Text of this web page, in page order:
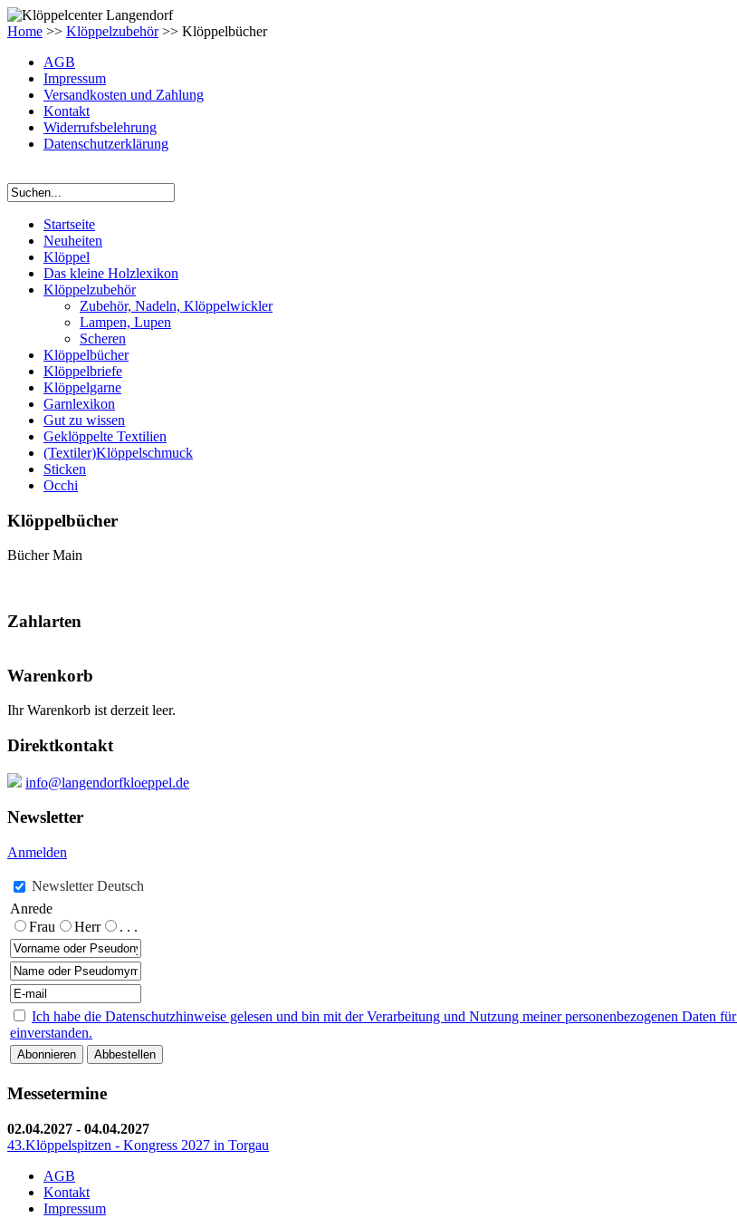
Home >> Klöppelzubehör>> Klöppelbücher
AGB
Impressum
Versandkosten und Zahlung
Kontakt
Widerrufsbelehrung
Datenschutzerklärung
Startseite
Neuheiten
Klöppel
Das kleine Holzlexikon
Klöppelzubehör
Zubehör, Nadeln, Klöppelwickler
Lampen, Lupen
Scheren
Klöppelbücher
Klöppelbriefe
Klöppelgarne
Garnlexikon
Gut zu wissen
Geklöppelte Textilien
(Textiler)Klöppelschmuck
Sticken
Occhi
Klöppelbücher
Bücher Main
Zahlarten
Warenkorb
Ihr Warenkorb ist derzeit leer.
Direktkontakt
info@langendorfkloeppel.de
Newsletter
Anmelden
Newsletter Deutsch
Anrede
Frau
Herr . . .
Ich habe die Datenschutzhinweise gelesen und bin mit der Verarbeitung und Nutzung meiner personenbezogenen Daten
einverstanden.
Messetermine
02.04.2027 - 04.04.2027
43.Klöppelspitzen - Kongress 2027 in Torgau
AGB
Kontakt
Impressum